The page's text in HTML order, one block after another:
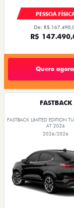
PESSOA
De: R$
R$
Quero
FASTBACK
FASTBACK LIMITED EDITION
AT 2026
2026/2026